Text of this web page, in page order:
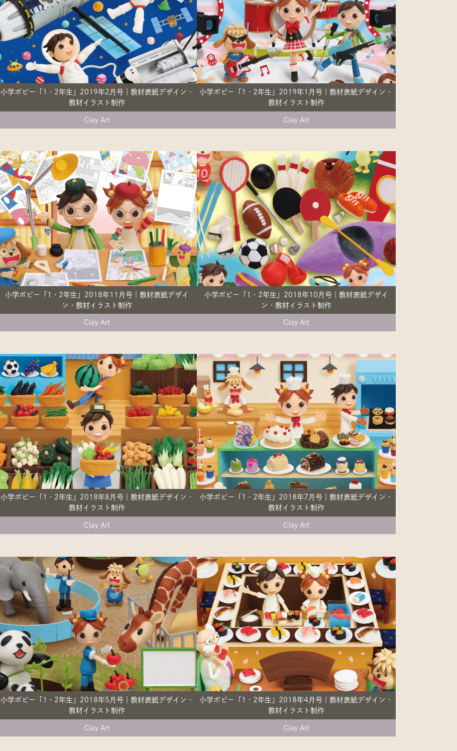
小学ポピー「1・2年生」2019年2月号｜教材表紙デザイン・
教材イラスト制作
Clay Art
小学ポピー「1・2年生」2019年1月号｜教材表紙デザイン・
教材イラスト制作
Clay Art
小学ポピー「1・2年生」2018年11月号｜教材表紙デザイ
ン・教材イラスト制作
Clay Art
小学ポピー「1・2年生」2018年10月号｜教材表紙デザイ
ン・教材イラスト制作
Clay Art
小学ポピー「1・2年生」2018年8月号｜教材表紙デザイン・
教材イラスト制作
Clay Art
小学ポピー「1・2年生」2018年7月号｜教材表紙デザイン・
教材イラスト制作
Clay Art
小学ポピー「1・2年生」2018年5月号｜教材表紙デザイン・
教材イラスト制作
Clay Art
小学ポピー「1・2年生」2018年4月号｜教材表紙デザイン・
教材イラスト制作
Clay Art